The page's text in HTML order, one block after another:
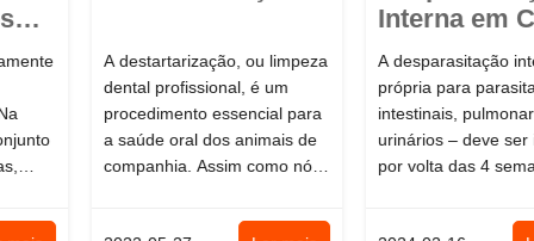
A destartarização, ou limpeza
dental profissional, é um
procedimento essencial para
a saúde oral dos animais de
companhia. Assim como nós,
ta...
Interna em Cães e
A desparasitação interna é
própria para parasitas
intestinais, pulmonares e
urinários – deve ser iniciada
por volta das 4 semanas de
toda...